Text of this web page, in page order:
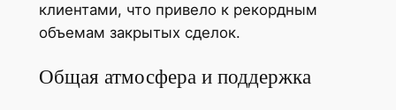
клиентами, что привело к рекордным
объемам закрытых сделок.
Общая атмосфера и поддержка